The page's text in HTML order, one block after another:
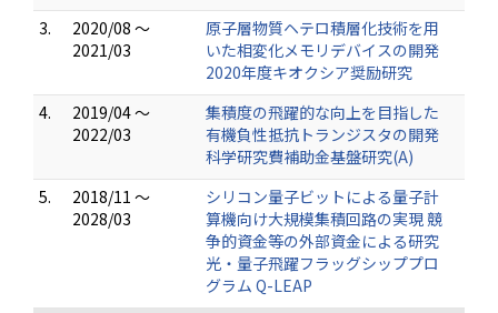
3.
2020/08 ～
2021/03
原子層物質ヘテロ積層化技術を用
いた相変化メモリデバイスの開発
2020年度キオクシア奨励研究
4.
2019/04 ～
2022/03
集積度の飛躍的な向上を目指した
有機負性抵抗トランジスタの開発
科学研究費補助金基盤研究(A)
5.
2018/11 ～
2028/03
シリコン量子ビットによる量子計
算機向け大規模集積回路の実現 競
争的資金等の外部資金による研究
光・量子飛躍フラッグシッププロ
グラム Q-LEAP